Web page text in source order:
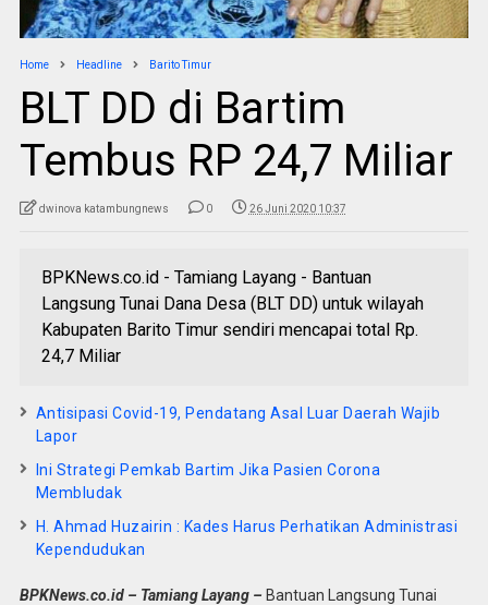
Home Headline Barito Timur
BLT DD di Bartim
Tembus RP 24,7 Miliar
dwinova katambungnews 0 26 Juni 2020 10:37
BPKNews.co.id - Tamiang Layang - Bantuan
Langsung Tunai Dana Desa (BLT DD) untuk wilayah
Kabupaten Barito Timur sendiri mencapai total Rp.
24,7 Miliar
Antisipasi Covid-19, Pendatang Asal Luar Daerah Wajib
Lapor
Ini Strategi Pemkab Bartim Jika Pasien Corona
Membludak
H. Ahmad Huzairin : Kades Harus Perhatikan Administrasi
Kependudukan
BPKNews.co.id – Tamiang Layang – Bantuan Langsung Tunai